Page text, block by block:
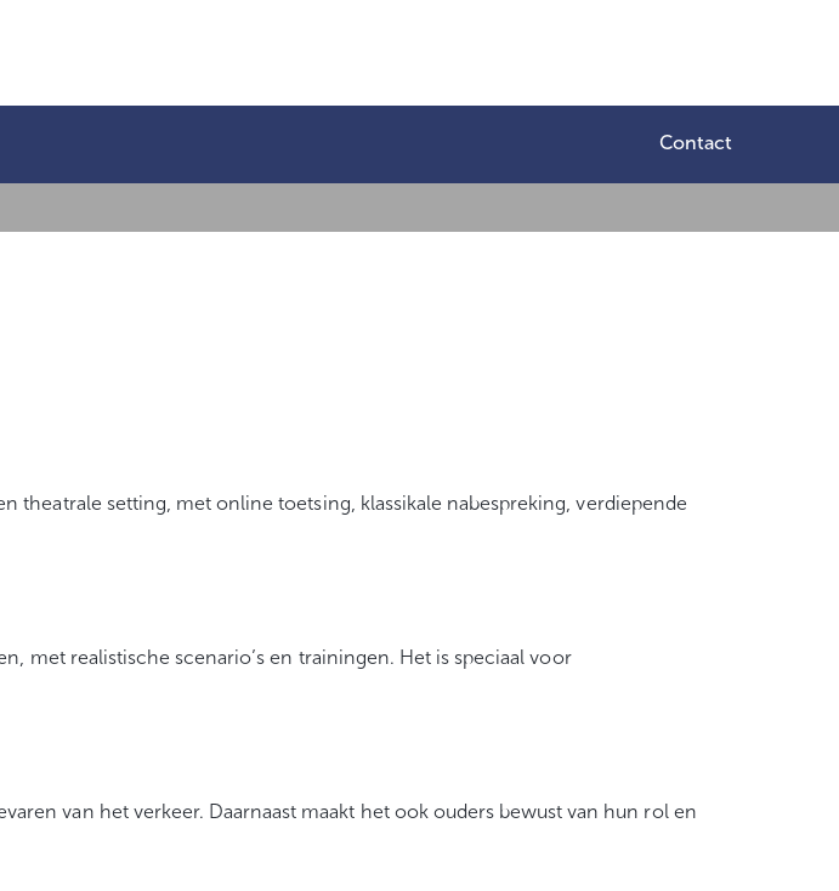
Contact
theatrale setting, met online toetsing, klassikale nabespreking, verdiepende
met realistische scenario’s en trainingen. Het is speciaal voor
van het verkeer. Daarnaast maakt het ook ouders bewust van hun rol en